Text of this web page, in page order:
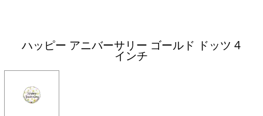
ハッピー アニバーサリー ゴールド ドッツ 4
インチ